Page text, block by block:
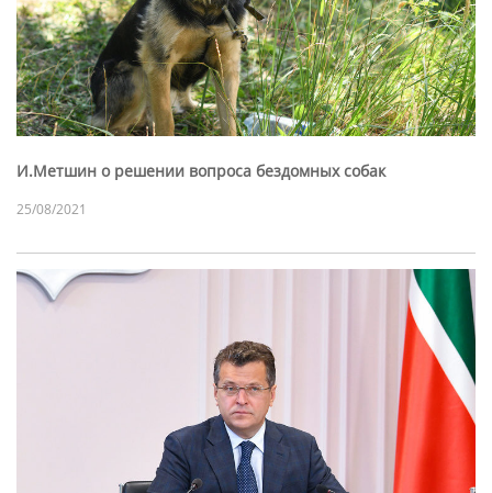
И.Метшин о решении вопроса бездомных собак
25/08/2021